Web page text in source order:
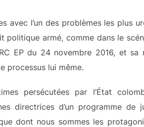
avec l’un des problèmes les
politique armé, comme dans le
EP du 24 novembre 2016, et
processus lui même.
persécutées par l’État
directrices d’un programme
dont nous sommes les